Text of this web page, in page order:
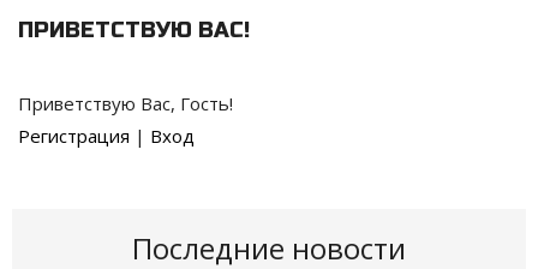
ПРИВЕТСТВУЮ ВАС!
Приветствую Вас, Гость!
Регистрация | Вход
Последние новости